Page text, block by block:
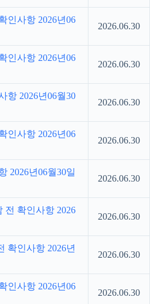
인사항 2026년06
2026.06.30
인사항 2026년06
2026.06.30
항 2026년06월30
2026.06.30
인사항 2026년06
2026.06.30
2026년06월30일
2026.06.30
전 확인사항 2026
2026.06.30
확인사항 2026년
2026.06.30
인사항 2026년06
2026.06.30